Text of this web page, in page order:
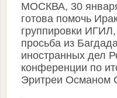
МОСКВА, 30
готова помочь
группировки
просьба из
иностранных дел
конференции по
Эритреи Османом